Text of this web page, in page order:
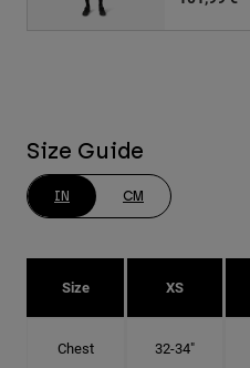
Size Guide
IN CM
Size XS
Chest 32-34"